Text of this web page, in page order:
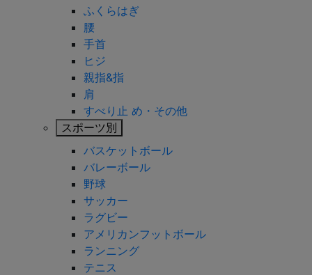
ふくらはぎ
腰
手首
ヒジ
親指&指
肩
すべり止 め・その他
スポーツ別
バスケットボール
バレーボール
野球
サッカー
ラグビー
アメリカンフットボール
ランニング
テニス